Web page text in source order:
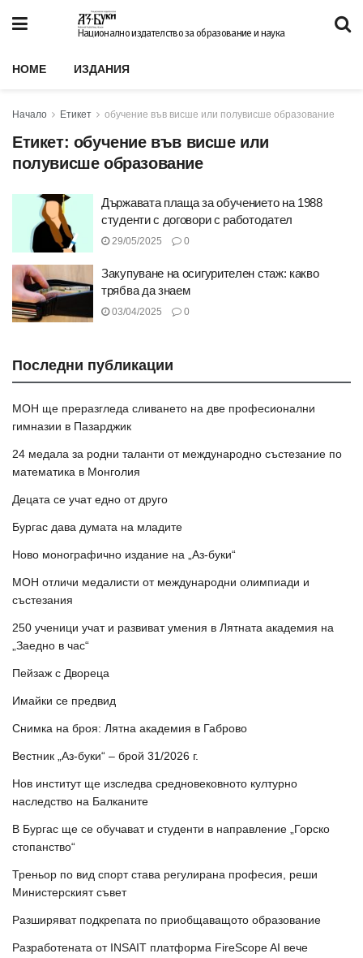
Национално издателство за образование и наука
HOME ИЗДАНИЯ
Начало Етикет обучение във висше или полувисше образование
Етикет: обучение във висше или
полувисше образование
Държавата плаща за обучението на 1988
студенти с договори с работодател
29/05/2025 0
Закупуване на осигурителен стаж: какво
трябва да знаем
03/04/2025 0
Последни публикации
МОН ще преразгледа сливането на две професионални
гимназии в Пазарджик
24 медала за родни таланти от международно състезание по
математика в Монголия
Децата се учат едно от друго
Бургас дава думата на младите
Ново монографично издание на „Аз-буки“
МОН отличи медалисти от международни олимпиади и
състезания
250 ученици учат и развиват умения в Лятната академия на
„Заедно в час“
Пейзаж с Двореца
Имайки се предвид
Снимка на броя: Лятна академия в Габрово
Вестник „Аз-буки“ – брой 31/2026 г.
Нов институт ще изследва средновековното културно
наследство на Балканите
В Бургас ще се обучават и студенти в направление „Горско
стопанство“
Треньор по вид спорт става регулирана професия, реши
Министерският съвет
Разширяват подкрепата по приобщаващото образование
Разработената от INSAIT платформа FireScope AI вече